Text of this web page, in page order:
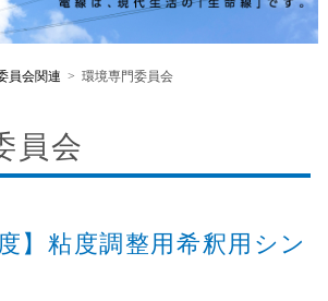
員会関連 環境専門委員会
員会
度】粘度調整用希釈用シン